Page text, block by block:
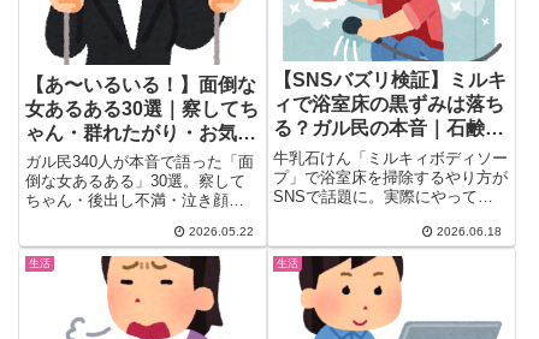
【あ〜いるいる！】面倒な
女あるある30選｜察してち
ゃん・群れたがり・お気持
ちSNSの本音まとめ
ガル民340人が本音で語った「面
倒な女あるある」30選。察して
ちゃん・後出し不満・泣き顔
充など、思わず「いるいる！」と
頷く行動を厳選。パターン別に整
理したので自己チェックにも使え
2026.05.22
【SNSバズリ検証】ミルキ
ィで浴室床の黒ずみは落ち
る？ガル民の本音｜石鹸カ
スリスクと正しい掃除法
牛乳石けん「ミルキィボディソー
プ」で浴室床を掃除するやり方が
SNSで話題に。実際にやってみ
の効果・石鹸カスが残るリスク・
滑りやすさの危険性・プロが勧め
る正しい浴室掃除の方法まで、辛
口本音をまとめました。
2026.06.18
生活 生活